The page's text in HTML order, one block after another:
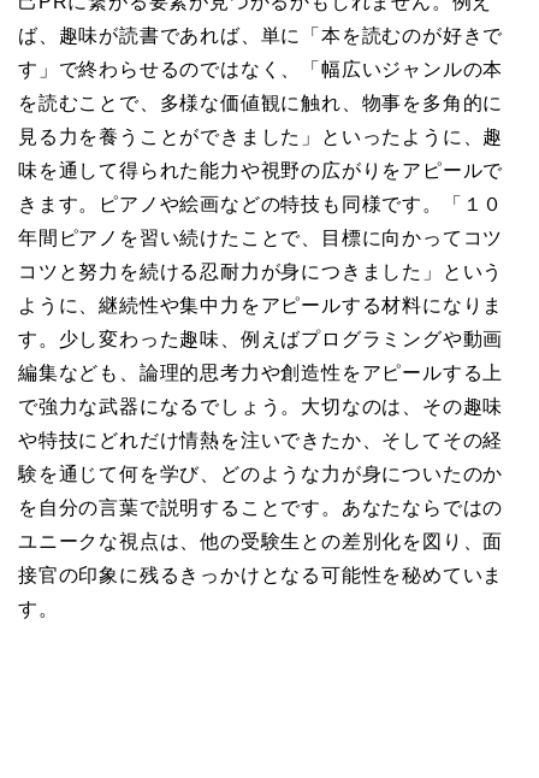
ば、趣味が読書であれば、単に「本を読むのが好きで
す」で終わらせるのではなく、「幅広いジャンルの本
を読むことで、多様な価値観に触れ、物事を多角的に
見る力を養うことができました」といったように、趣
味を通して得られた能力や視野の広がりをアピールで
きます。ピアノや絵画などの特技も同様です。「１０
年間ピアノを習い続けたことで、目標に向かってコツ
コツと努力を続ける忍耐力が身につきました」という
ように、継続性や集中力をアピールする材料になりま
す。少し変わった趣味、例えばプログラミングや動画
編集なども、論理的思考力や創造性をアピールする上
で強力な武器になるでしょう。大切なのは、その趣味
や特技にどれだけ情熱を注いできたか、そしてその経
験を通じて何を学び、どのような力が身についたのか
を自分の言葉で説明することです。あなたならではの
ユニークな視点は、他の受験生との差別化を図り、面
接官の印象に残るきっかけとなる可能性を秘めていま
す。